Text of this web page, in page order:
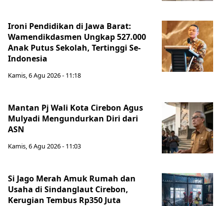
Ironi Pendidikan di Jawa Barat:
Wamendikdasmen Ungkap 527.000
Anak Putus Sekolah, Tertinggi Se-
Indonesia
Kamis, 6 Agu 2026 - 11:18
Mantan Pj Wali Kota Cirebon Agus
Mulyadi Mengundurkan Diri dari
ASN
Kamis, 6 Agu 2026 - 11:03
Si Jago Merah Amuk Rumah dan
Usaha di Sindanglaut Cirebon,
Kerugian Tembus Rp350 Juta